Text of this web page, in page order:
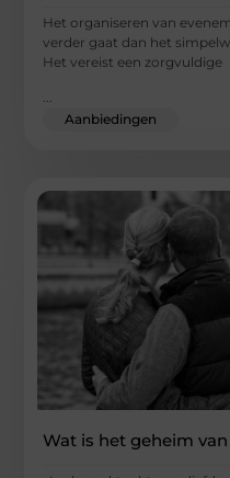
Het organiseren van
verder gaat dan het
Het vereist een zorgvuldige
...
Aanbiedingen
Wat is het geheim